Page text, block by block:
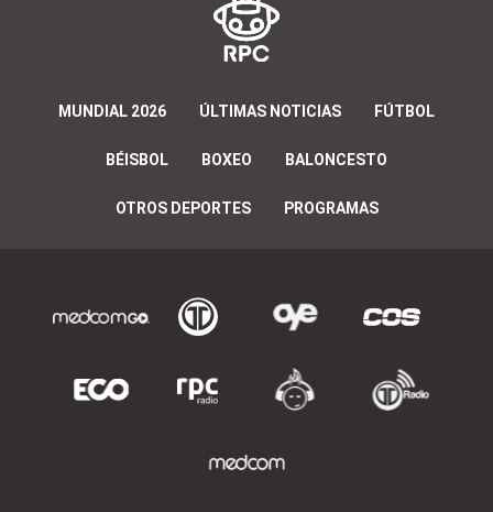
MUNDIAL 2026 ÚLTIMAS NOTICIAS FÚTBOL
BÉISBOL BOXEO BALONCESTO
OTROS DEPORTES PROGRAMAS